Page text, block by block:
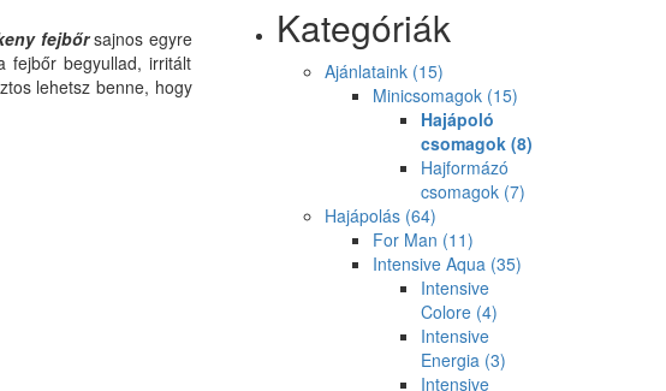
fejbőrsajnos egyre
fejbőr begyullad, irritált
lehetsz benne, hogy
Kategóriák
Ajánlataink (15)
Minicsomagok (15)
Hajápoló
csomagok (8)
Hajformázó
csomagok (7)
Hajápolás (64)
For Man (11)
Intensive Aqua (35)
Intensive
Colore (4)
Intensive
Energia (3)
Intensive